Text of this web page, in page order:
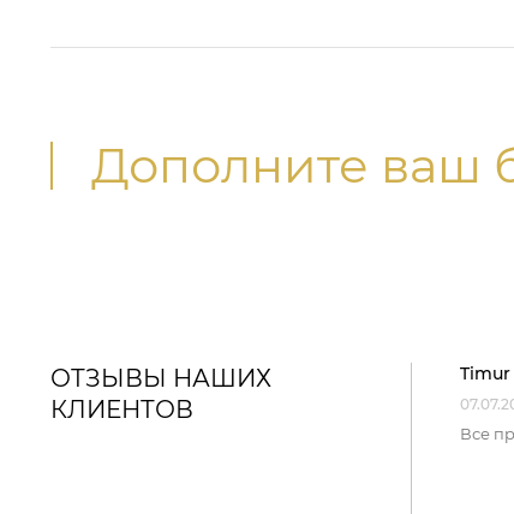
Дополните ваш
ОТЗЫВЫ НАШИХ
КЛИЕНТОВ
Timur
Все